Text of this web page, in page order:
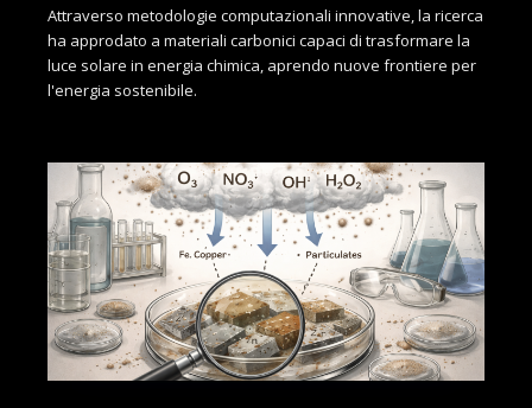
Attraverso metodologie computazionali innovative, la ricerca
ha approdato a materiali carbonici capaci di trasformare la
luce solare in energia chimica, aprendo nuove frontiere per
l'energia sostenibile.